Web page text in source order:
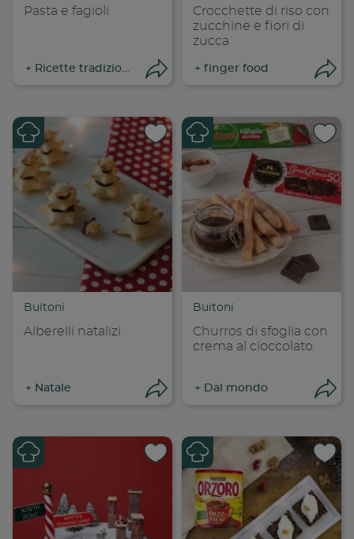
Pasta e fagioli
+ Ricette tradizionali
Condividi su
Copia link
Crocchette di riso con
zucchine e fiori di
zucca
+ finger food
Buitoni
Alberelli natalizi
+ Natale
Buitoni
Churros di sfoglia con
crema al cioccolato
+ Dal mondo